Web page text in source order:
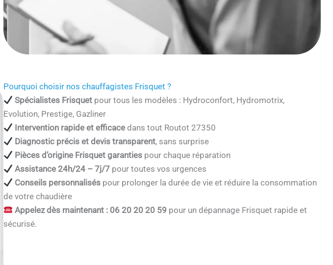
Pourquoi choisir nos chauffagistes Frisquet ?
Spécialistes Frisquet pour tous les modèles : Hydroconfort, Hydromotrix,
Evolution, Prestige, Gazliner
Intervention rapide et efficace dans tout Routot 27350
Diagnostic précis et devis transparent, sans surprise
Pièces d’origine Frisquet garanties pour chaque réparation
Assistance 24h/24 – 7j/7 pour toutes vos urgences
Conseils personnalisés pour prolonger la durée de vie et réduire la consommation
de votre chaudière
Appelez dès maintenant : 06 20 20 20 59 pour un dépannage Frisquet rapide et
sécurisé.